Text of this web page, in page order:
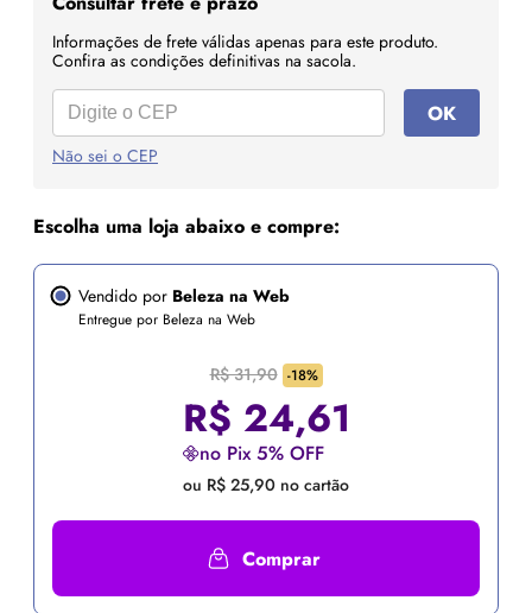
Informações de frete válidas apenas para este produto.
Confira as condições definitivas na sacola.
OK
Não sei o CEP
Escolha uma loja abaixo e compre:
Vendido por Beleza na Web
Entregue por Beleza na Web
R$ 31,90 -18%
R$ 24,61
no Pix 5% OFF
ou R$ 25,90 no cartão
Comprar